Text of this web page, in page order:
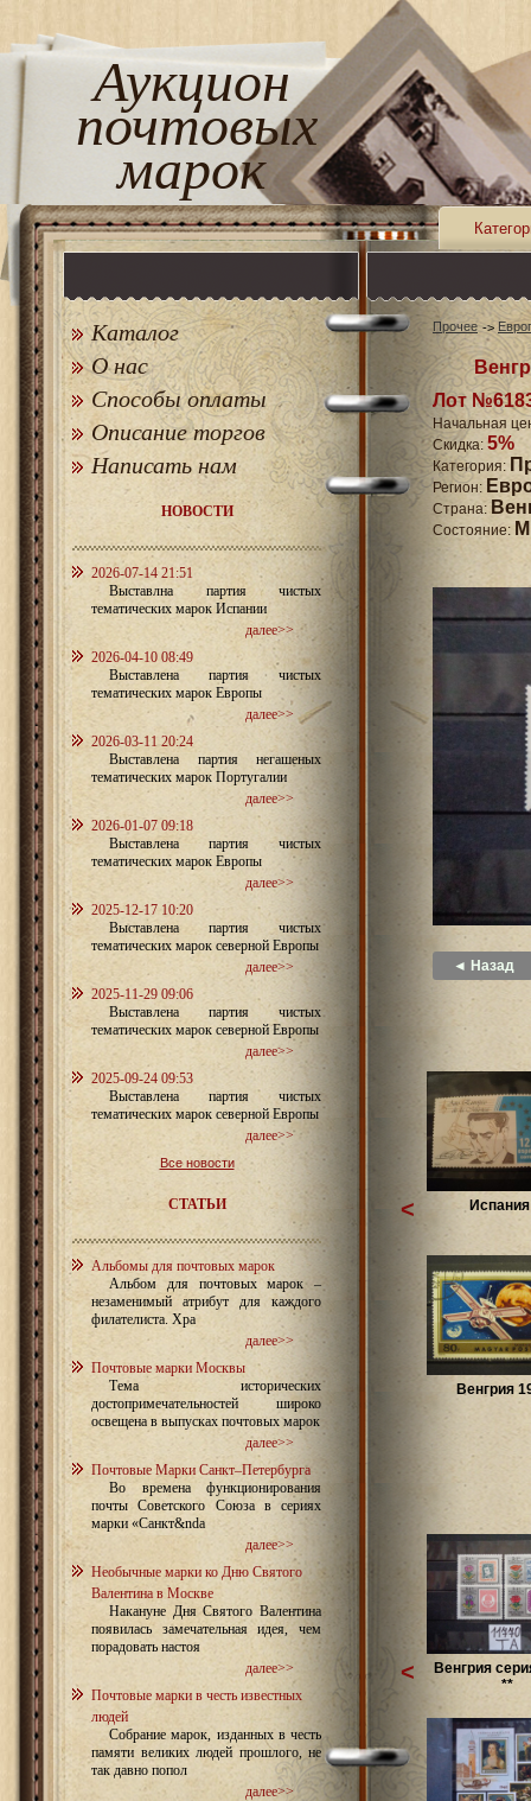
Аукцион
почтовых
марок
Каталог
О нас
Способы оплаты
Описание торгов
Написать нам
НОВОСТИ
2026-07-14 21:51
Выставлна партия чистых
тематических марок Испании
далее>>
2026-04-10 08:49
Выставлена партия чистых
тематических марок Европы
далее>>
2026-03-11 20:24
Выставлена партия негашеных
тематических марок Португалии
далее>>
2026-01-07 09:18
Выставлена партия чистых
тематических марок Европы
далее>>
2025-12-17 10:20
Выставлена партия чистых
тематических марок северной Европы
далее>>
2025-11-29 09:06
Выставлена партия чистых
тематических марок северной Европы
далее>>
2025-09-24 09:53
Выставлена партия чистых
тематических марок северной Европы
далее>>
Все новости
СТАТЬИ
Альбомы для почтовых марок
Альбом для почтовых марок –
незаменимый атрибут для каждого
филателиста. Хра
далее>>
Почтовые марки Москвы
Тема исторических
достопримечательностей широко
освещена в выпусках почтовых марок
далее>>
Почтовые Марки Санкт–Петербурга
Во времена функционирования
почты Советского Союза в сериях
марки «Санкт&nda
далее>>
Необычные марки ко Дню Святого
Валентина в Москве
Накануне Дня Святого Валентина
появилась замечательная идея, чем
порадовать настоя
далее>>
Почтовые марки в честь известных
людей
Собрание марок, изданных в честь
памяти великих людей прошлого, не
так давно попол
далее>>
Прочее
Лот
Начальная
Скидка: 5%
Категория:
Регион:
Страна:
Состояние:
◄ Назад
Венгрия
<
Венгрия
**
<